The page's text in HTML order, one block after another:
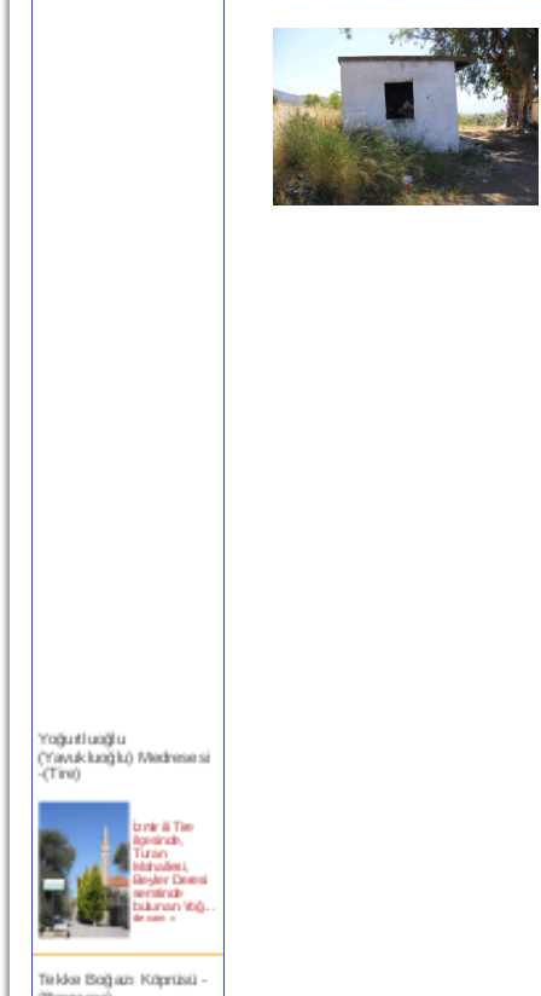
(Yavukluoğlu) Medresesi
-(Tire)
ilçesinde,
Turan
Mahallesi,
Beyler Deresi
semtinde
bulunan Yoğ...
devam »
(Bergama)